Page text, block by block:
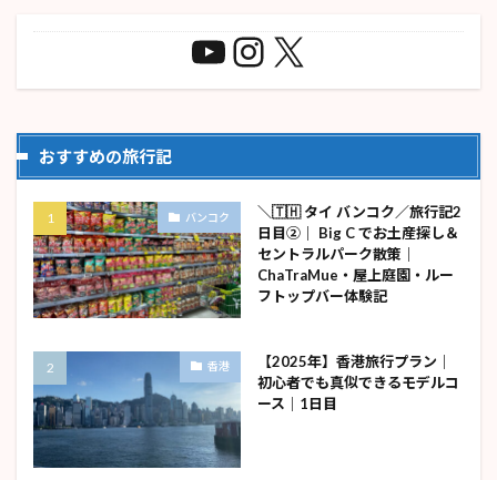
おすすめの旅行記
バンコク
＼🇹🇭 タイ バンコク／旅行記2
日目②｜ Big C でお土産探し＆
セントラルパーク散策｜
ChaTraMue・屋上庭園・ルー
フトップバー体験記
香港
【2025年】香港旅行プラン｜
初心者でも真似できるモデルコ
ース｜1日目